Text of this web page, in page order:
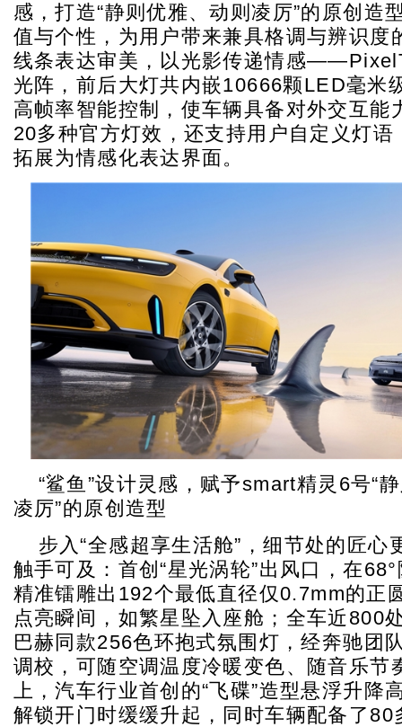
感，打造“静则优雅、动则凌厉”的原创造
值与个性，为用户带来兼具格调与辨识度
线条表达审美，以光影传递情感
光阵，前后大灯共内嵌10666颗LED毫米
高帧率智能控制，使车辆具备对外交互能
20多种官方灯效，还支持用户自定义灯语
拓展为情感化表达界面。
“鲨鱼”设计灵感，赋予smart精灵6号“
凌厉”的原创造型
步入“全感超享生活舱”，细节处的匠心
触手可及：首创“星光涡轮”出风口，在
精准镭雕出192个最低直径仅0.7mm的正
点亮瞬间，如繁星坠入座舱；全车近800
巴赫同款256色环抱式氛围灯，经奔驰团
调校，可随空调温度冷暖变色、随音乐节
上，汽车行业首创的“飞碟”造型悬浮升降
解锁开门时缓缓升起，同时车辆配备了80